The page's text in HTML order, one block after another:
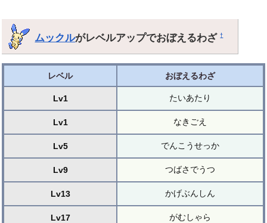
ムックルがレベルアップでおぼえるわざ†
レベル おぼえるわざ
Lv1 たいあたり
Lv1 なきごえ
Lv5 でんこうせっか
Lv9 つばさでうつ
Lv13 かげぶんしん
Lv17 がむしゃら